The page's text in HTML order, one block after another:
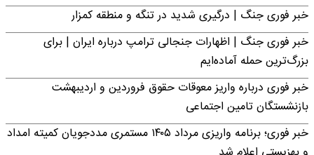
خبر فوری جنگ | درگیری شدید در تنگه و منطقه کمزار
خبر فوری جنگ | اظهارات جنجالی ترامپ درباره ایران | برای
بزرگ‌ترین حمله آماده‌ایم
خبر فوری درباره واریز معوقات حقوق فروردین و اردیبهشت
بازنشستگان تامین اجتماعی
خبر فوری؛ برنامه واریزی مرداد ۱۴۰۵ مستمری مددجویان کمیته امداد